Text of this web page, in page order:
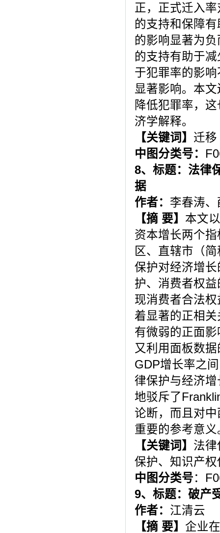
正，正式迁入
的支持和保障
的影响显著为
的支持有助于
于犯罪率的影
显著影响。本
降低犯罪率，
济学解释。
【关键词】 迁
中图分类号：
8、标题：法律
据
作者： 李春涛
【摘 要】 本文
资本增长两个
区、直辖市（
保护对经济增
护、消费者权
现消费者合法
着显著的正相
有微弱的正面
又利用面板数
GDP增长率之
律保护与经济
地驳斥了
论断，而且对
重要的参考意义
【关键词】 法
保护、知识产权
中图分类号：
9、标题： 破产
作者： 江清云
【摘 要】 企业